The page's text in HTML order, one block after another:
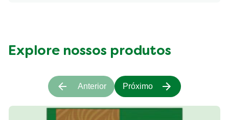
Explore nossos produtos
Anterior Próximo